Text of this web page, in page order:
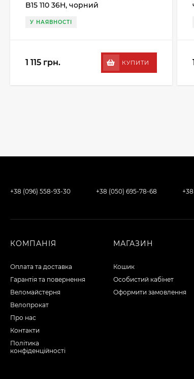
B15 110 36H, чорний
У НАЯВНОСТІ
1 115 грн. КУПИТИ
+38 (096) 558-93-30 +38 (050) 695-78-68
КОМПАНІЯ
Оплата та доставка
Гарантія та повернення
Веломайстерня
Велопрокат
Про нас
Контакти
Політика
конфіденційності
МАГАЗИН
Кошик
Особистий кабінет
Оформити замовлення